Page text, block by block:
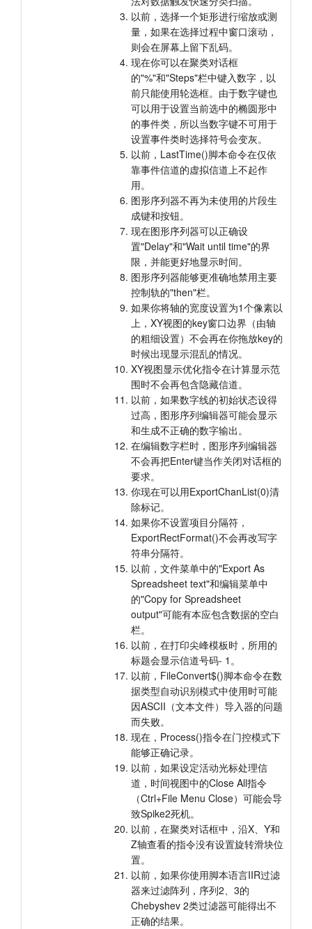
以前，选择一个矩形进行缩放或测
量，如果在选择过程中窗口滚动，
则会在屏幕上留下乱码。
现在你可以在聚类对话框
的"%"和"Steps"栏中键入数字，以
前只能使用轮选框。由于数字键也
可以用于设置当前选中的椭圆形中
的事件类，所以当数字键不可用于
设置事件类时选择符号会变灰。
以前，LastTime()脚本命令在仅依
靠事件信道的虚拟信道上不起作
用。
图形序列器不再为未使用的片段生
成键和按钮。
现在图形序列器可以正确设
置"Delay"和"Wait until time"的界
限，并能更好地显示时间。
图形序列器能够更准确地禁用主要
控制轨的"then"栏。
如果你将轴的宽度设置为1个像素以
上，XY视图的key窗口边界（由轴
的粗细设置）不会再在你拖放key的
时候出现显示混乱的情况。
XY视图显示优化指令在计算显示范
围时不会再包含隐藏信道。
以前，如果数字线的初始状态设得
过高，图形序列编辑器可能会显示
和生成不正确的数字输出。
在编辑数字栏时，图形序列编辑器
不会再把Enter键当作关闭对话框的
要求。
你现在可以用ExportChanList(0)清
除标记。
如果你不设置项目分隔符，
ExportRectFormat()不会再改写字
符串分隔符。
以前，文件菜单中的"Export As
Spreadsheet text"和编辑菜单中
的"Copy for Spreadsheet
output"可能有本应包含数据的空白
栏。
以前，在打印尖峰模板时，所用的
标题会显示信道号码- 1。
以前，FileConvert$()脚本命令在数
据类型自动识别模式中使用时可能
因ASCII（文本文件）导入器的问题
而失败。
现在，Process()指令在门控模式下
能够正确记录。
以前，如果设定活动光标处理信
道，时间视图中的Close All指令
（Ctrl+File Menu Close）可能会导
致Spike2死机。
以前，在聚类对话框中，沿X、Y和
Z轴查看的指令没有设置旋转滑块位
置。
以前，如果你使用脚本语言IIR过滤
器来过滤阵列，序列2、3的
Chebyshev 2类过滤器可能得出不
正确的结果。